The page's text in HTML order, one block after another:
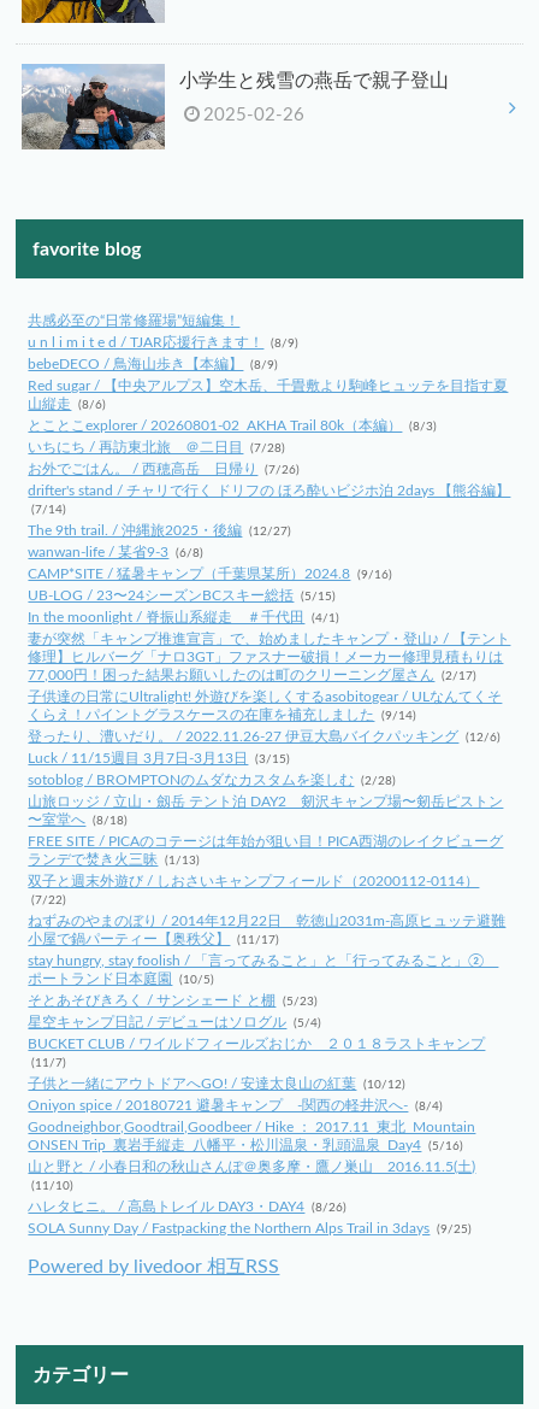
小学生と残雪の燕岳で親子登山
2025-02-26
favorite blog
共感必至の“日常修羅場”短編集！
u n l i m i t e d / TJAR応援行きます！
(8/9)
bebeDECO / 鳥海山歩き【本編】 (8/9)
Red sugar / 【中央アルプス】空木岳、千畳敷より駒峰ヒュッテを目指す夏
山縦走
(8/6)
とことこexplorer / 20260801-02_AKHA Trail 80k（本編） (8/3)
いちにち / 再訪東北旅 ＠二日目 (7/28)
お外でごはん。 / 西穂高岳 日帰り (7/26)
drifter's stand / チャリで行く ドリフの ほろ酔いビジホ泊 2days 【熊谷編】
(7/14)
The 9th trail. / 沖縄旅2025・後編 (12/27)
wanwan-life / 某省9-3 (6/8)
CAMP*SITE / 猛暑キャンプ（千葉県某所）2024.8 (9/16)
UB-LOG / 23〜24シーズンBCスキー総括 (5/15)
In the moonlight / 脊振山系縦走 ＃千代田 (4/1)
妻が突然「キャンプ推進宣言」で、始めましたキャンプ・登山♪ / 【テント
修理】ヒルバーグ「ナロ3GT」ファスナー破損！メーカー修理見積もりは
77,000円！困った結果お願いしたのは町のクリーニング屋さん
(2/17)
子供達の日常にUltralight! 外遊びを楽しくするasobitogear / ULなんてくそ
くらえ！パイントグラスケースの在庫を補充しました
(9/14)
登ったり、漕いだり。 / 2022.11.26-27 伊豆大島バイクパッキング (12/6)
Luck / 11/15週目 3月7日-3月13日 (3/15)
sotoblog / BROMPTONのムダなカスタムを楽しむ (2/28)
山旅ロッジ / 立山・劔岳 テント泊 DAY2 剱沢キャンプ場〜剱岳ピストン
〜室堂へ (8/18)
FREE SITE / PICAのコテージは年始が狙い目！PICA西湖のレイクビューグ
ランデで焚き火三昧
(1/13)
双子と週末外遊び / しおさいキャンプフィールド（20200112-0114）
(7/22)
ねずみのやまのぼり / 2014年12月22日 乾徳山2031m-高原ヒュッテ避難
小屋で鍋パーティー【奥秩父】
(11/17)
stay hungry, stay foolish / 「言ってみること」と「行ってみること」②
ポートランド日本庭園
(10/5)
そとあそびきろく / サンシェード と棚 (5/23)
星空キャンプ日記 / デビューはソログル (5/4)
BUCKET CLUB / ワイルドフィールズおじか ２０１８ラストキャンプ
(11/7)
子供と一緒にアウトドアへGO! / 安達太良山の紅葉 (10/12)
Oniyon spice / 20180721 避暑キャンプ -関西の軽井沢へ- (8/4)
Goodneighbor,Goodtrail,Goodbeer / Hike ： 2017.11_東北_Mountain
ONSEN Trip_裏岩手縦走_八幡平・松川温泉・乳頭温泉_Day4 (5/16)
山と野と / 小春日和の秋山さんぽ＠奥多摩・鷹ノ巣山 2016.11.5(土)
(11/10)
ハレタヒニ。 / 高島トレイル DAY3・DAY4 (8/26)
SOLA Sunny Day / Fastpacking the Northern Alps Trail in 3days (9/25)
Powered by livedoor 相互RSS
カテゴリー